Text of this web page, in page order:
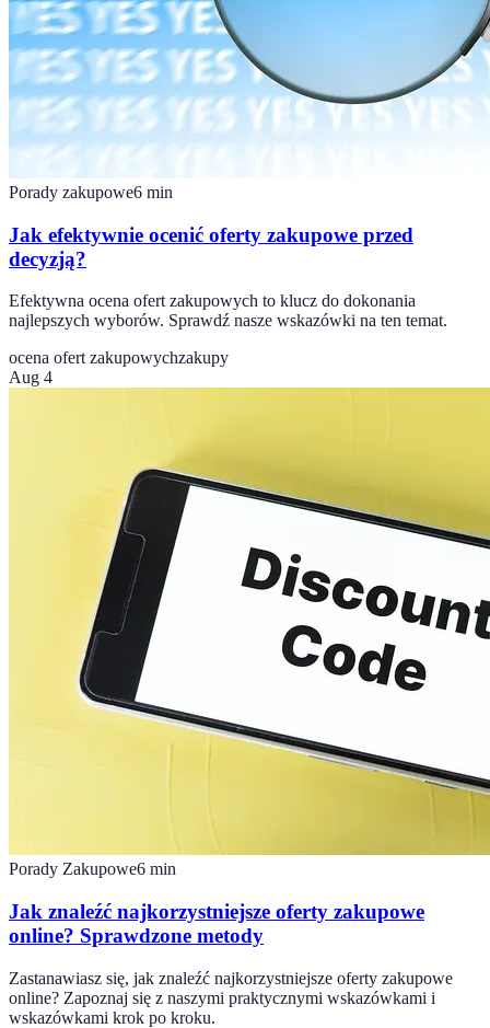
Porady zakupowe6 min
Jak efektywnie ocenić oferty zakupowe przed
decyzją?
Efektywna ocena ofert zakupowych to klucz do dokonania
najlepszych wyborów. Sprawdź nasze wskazówki na ten temat.
ocena ofert zakupowychzakupy
Aug 4
Porady Zakupowe6 min
Jak znaleźć najkorzystniejsze oferty zakupowe
online? Sprawdzone metody
Zastanawiasz się, jak znaleźć najkorzystniejsze oferty zakupowe
online? Zapoznaj się z naszymi praktycznymi wskazówkami i
wskazówkami krok po kroku.